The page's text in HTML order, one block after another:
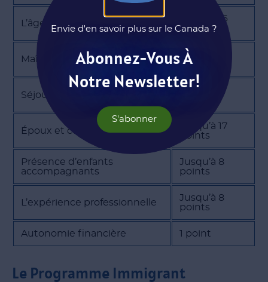
L’âge
Jusqu’à 16
points
Maîtrise de la langue
Jusqu’à 22
points
Séjour et famille au Québec
Jusqu’à 8
Époux et conjoint de fait
Jusqu’à 17
points
Présence d’enfants
accompagnants
Jusqu’à 8
points
L’expérience professionnelle
Jusqu’à 8
points
Autonomie financière 1 point
Le Programme Immigrant
Envie d'en savoir plus sur le Canada ?
Abonnez-Vous À
Notre Newsletter!
S'abonner